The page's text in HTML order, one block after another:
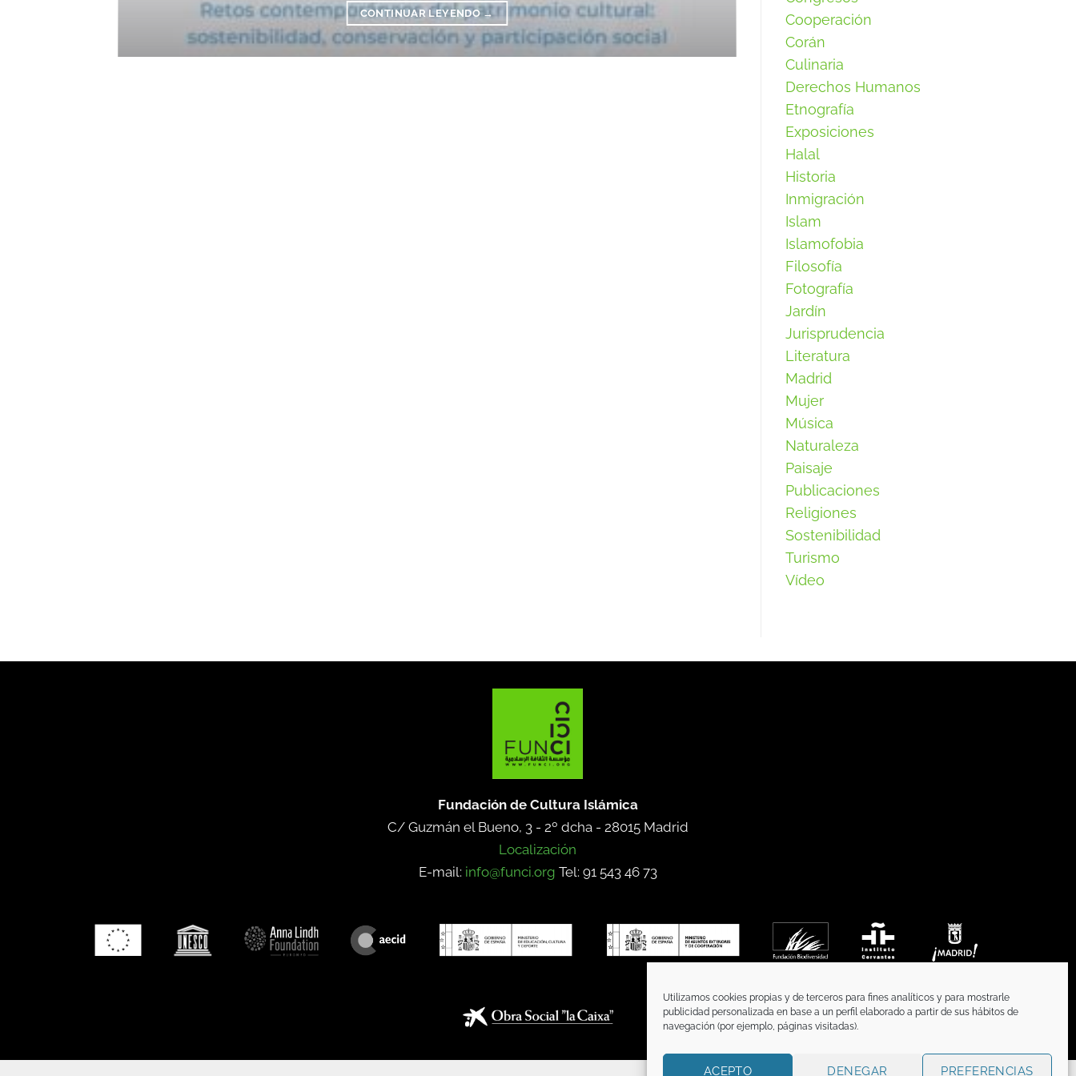
Utilizamos cookies propias y de terceros para fines analíticos y para mostrarle
publicidad personalizada en base a un perfil elaborado a partir de sus hábitos de
navegación (por ejemplo, páginas visitadas).
ACEPTO DENEGAR PREFERENCIAS
CONTINUAR LEYENDO →
Cooperación
Corán
Culinaria
Derechos Humanos
Etnografía
Exposiciones
Halal
Historia
Inmigración
Islam
Islamofobia
Filosofía
Fotografía
Jardín
Jurisprudencia
Literatura
Madrid
Mujer
Música
Naturaleza
Paisaje
Publicaciones
Religiones
Sostenibilidad
Turismo
Vídeo
Fundación de Cultura Islámica
C/ Guzmán el Bueno, 3 - 2º dcha - 28015 Madrid
Localización
E-mail: info@funci.org Tel: 91 543 46 73